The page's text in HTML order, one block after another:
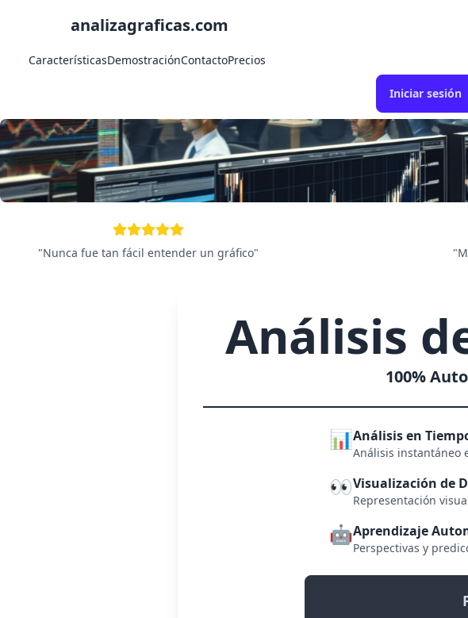
analizagraficas.com
CaracterísticasDemostraciónContactoPrecios
Iniciar sesión
"Nunca fue tan fácil entender un gráfico" "
Análisis
100%
📊Análisis en
Análisis instantáneo
👀Visualización de
Representación
🤖Aprendizaje
Perspectivas y